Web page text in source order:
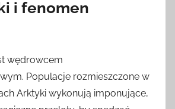
i fenomen
wędrowcem
Populacje rozmieszczone w
Arktyki wykonują imponujące,